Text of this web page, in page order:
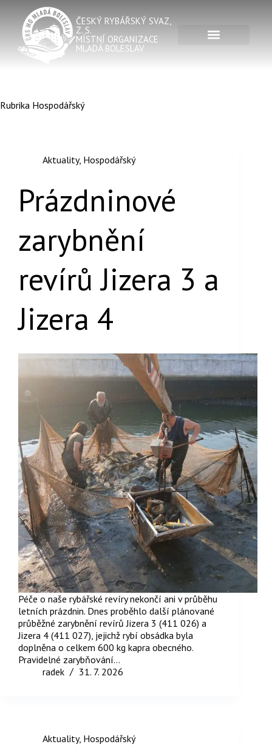
ČESKÝ RYBÁŘSKÝ SVAZ,
Z. S.
MÍSTNÍ ORGANIZACE
MLADÁ BOLESLAV
Rubrika Hospodářský
Aktuality, Hospodářský
Prázdninové
zarybnění
revírů Jizera 3 a
Jizera 4
Péče o naše rybářské revíry nekončí ani v průběhu
letních prázdnin. Dnes proběhlo další plánované
průběžné zarybnění revírů Jizera 3 (411 026) a
Jizera 4 (411 027), jejichž rybí obsádka byla
doplněna o celkem 600 kg kapra obecného.
Pravidelné zarybňování…
radek
31. 7. 2026
Aktuality, Hospodářský